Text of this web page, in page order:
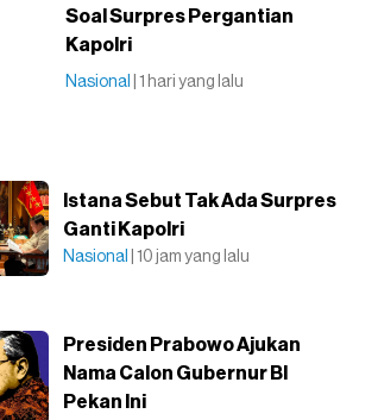
Soal Surpres Pergantian
Kapolri
Nasional | 1 hari yang lalu
Istana Sebut Tak Ada Surpres
Ganti Kapolri
Nasional | 10 jam yang lalu
Presiden Prabowo Ajukan
Nama Calon Gubernur BI
Pekan Ini